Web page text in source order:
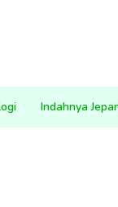
Indahnya